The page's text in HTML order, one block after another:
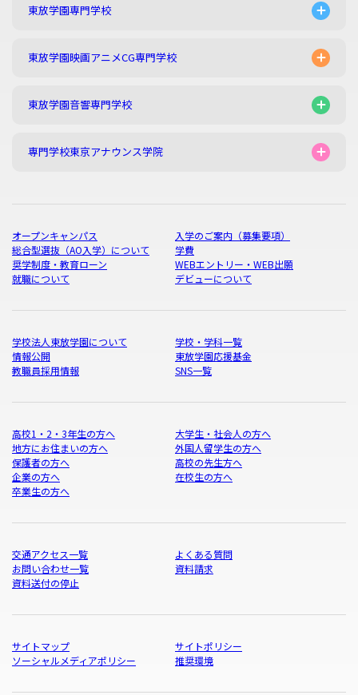
東放学園専門学校
東放学園映画アニメCG専門学校
東放学園音響専門学校
専門学校東京アナウンス学院
オープンキャンパス
入学のご案内（募集要項）
総合型選抜（AO入学）について
学費
奨学制度・教育ローン
WEBエントリー・WEB出願
就職について
デビューについて
学校法人東放学園について
学校・学科一覧
情報公開
東放学園応援基金
教職員採用情報
SNS一覧
高校1・2・3年生の方へ
大学生・社会人の方へ
地方にお住まいの方へ
外国人留学生の方へ
保護者の方へ
高校の先生方へ
企業の方へ
在校生の方へ
卒業生の方へ
交通アクセス一覧
よくある質問
お問い合わせ一覧
資料請求
資料送付の停止
サイトマップ
サイトポリシー
ソーシャルメディアポリシー
推奨環境